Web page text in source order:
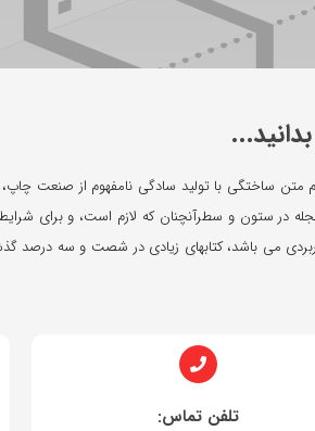
متن ساختگی با تولید سادگی نامفهوم از صنعت
در ستون و سطرآنچنان که لازم است، و برای
می باشد، کتابهای زیادی در شصت و سه
تلفن تماس: